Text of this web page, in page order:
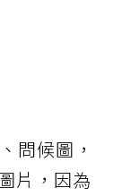
問候圖，
片，因為